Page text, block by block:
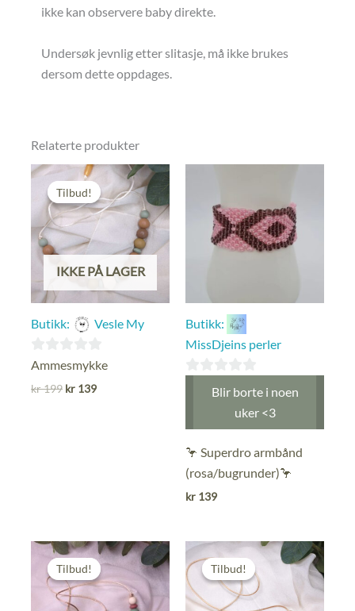
ikke kan observere baby direkte.
Undersøk jevnlig etter slitasje, må ikke brukes
dersom dette oppdages.
Relaterte produkter
Tilbud!
IKKE PÅ LAGER
Butikk: Vesle My
0
ut
Tilbud!
Ammesmykke
kr199 Opprinnelig
kr 139Nåværende
Butikk:
MissDjeins perler
Blir borte i noen
uker <3
🦩 Superdro armbånd
(rosa/bugrunder)🦩
kr 139
Tilbud!
Tilbud! Tilbud!
Tilbud!